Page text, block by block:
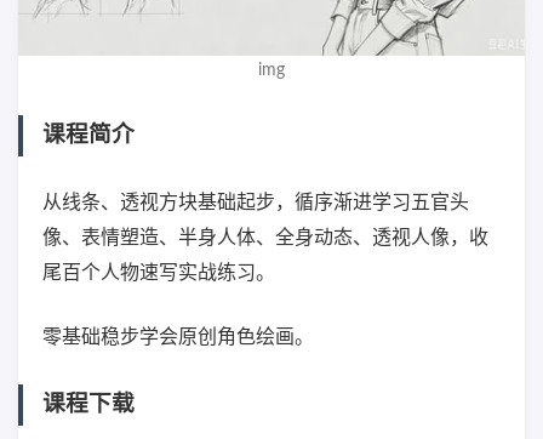
img
课程简介
从线条、透视方块基础起步，循序渐进学习五官头
像、表情塑造、半身人体、全身动态、透视人像，收
尾百个人物速写实战练习。
零基础稳步学会原创角色绘画。
课程下载